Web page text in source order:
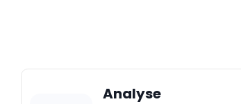
Analyse